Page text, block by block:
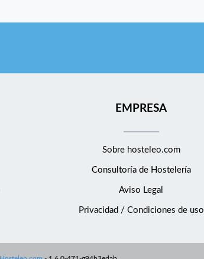
EMPRESA
Sobre hosteleo.com
Consultoría de Hostelería
Aviso Legal
Privacidad / Condiciones de uso